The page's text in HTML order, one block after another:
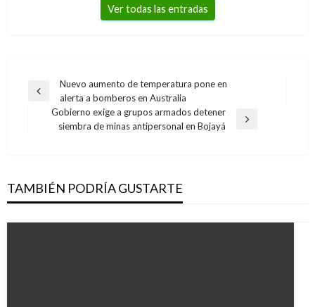
Ver todas las entradas
Navegación
entradas
Entrada
anterior
Nuevo aumento de temperatura pone en
alerta a bomberos en Australia
Entrada
Gobierno exige a grupos armados detener
siembra de minas antipersonal en Bojayá
TAMBIÉN PODRÍA GUSTARTE